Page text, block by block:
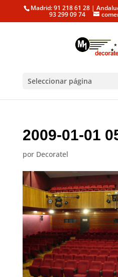
Madrid: 91 218 61 28 |
93 299 09 74
Seleccionar página
2009-01-01
por Decoratel